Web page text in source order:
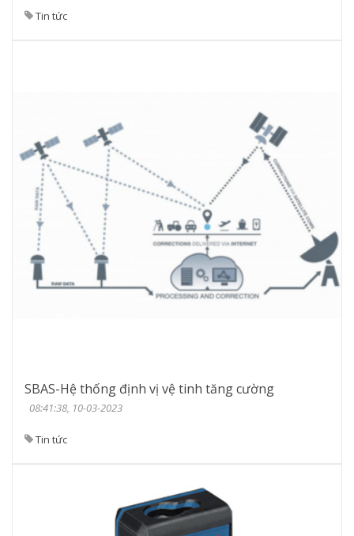
Tin tức
SBAS-Hệ thống định vị vệ tinh tăng cường
08:41:38, 10-03-2023
Tin tức